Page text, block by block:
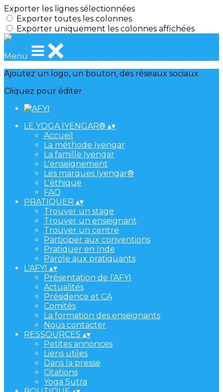
Exporter les lignes sélectionnées
Exporter toutes les colonnes
Exporter uniquement les colonnes affichées
Menu
Ajoutez un logo, un bouton, des réseaux sociaux
Cliquez pour éditer
LE YOGA IYENGAR® ▴▾
Accueil
La méthode Iyengar
La famille Iyengar
L'enseignement
Les marques Iyengar®
L'éthique
FAQ
PRATIQUER ▴▾
Trouver un stage
Trouver un enseignant
Trouver un centre
Participer aux conventions
Pratiquer en Inde
Parole aux pratiquants
L'AFYI ▴▾
Présentation de l'AFYI
Actualités
Présidence et CA
Comités
La formation des enseignants
Nous contacter
RESSOURCES ▴▾
Petites annonces
Liens utiles
Dans la presse
Citations
Yoga Sutra